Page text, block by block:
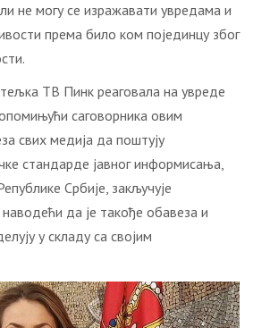
не могу се изражавати увредама и
према било ком појединцу због
ТВ Пинк реаговала на увреде
саговорника овим
свих медија да поштују
стандарде јавног информисања,
Србије, закључује
да је такође обавеза и
у складу са својим